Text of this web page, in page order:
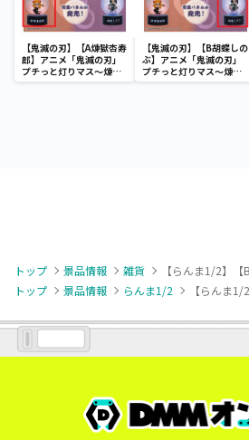
【鬼滅の刃】【A煉獄杏寿
郎】アニメ「鬼滅の刃」
プチっと灯りマス～煉獄
杏寿郎・胡蝶しのぶ～
【鬼滅の刃】【B胡蝶しの
ぶ】アニメ「鬼滅の刃」
プチっと灯りマス～煉獄
杏寿郎・胡蝶しのぶ～
トップ 景品情報 雑貨
トップ
景品情報 らんま1/2